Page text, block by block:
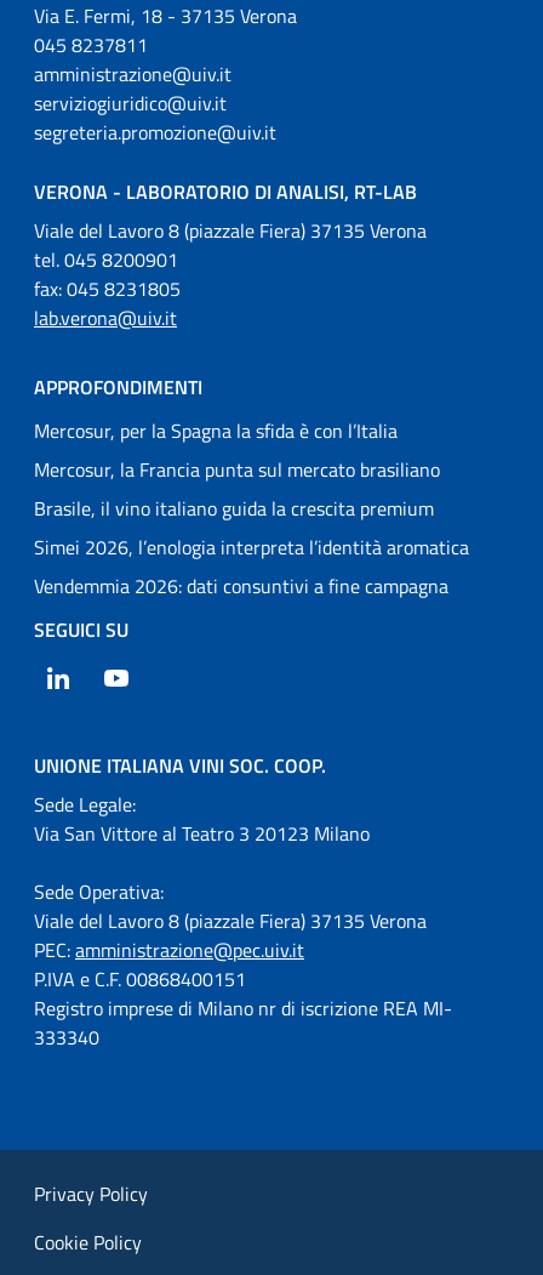
Via E. Fermi, 18 - 37135 Verona
045 8237811
amministrazione@uiv.it
serviziogiuridico@uiv.it
segreteria.promozione@uiv.it
VERONA - LABORATORIO DI ANALISI, RT-LAB
Viale del Lavoro 8 (piazzale Fiera) 37135 Verona
tel. 045 8200901
fax: 045 8231805
lab.verona@uiv.it
APPROFONDIMENTI
Mercosur, per la Spagna la sfida è con l’Italia
Mercosur, la Francia punta sul mercato brasiliano
Brasile, il vino italiano guida la crescita premium
Simei 2026, l’enologia interpreta l’identità aromatica
Vendemmia 2026: dati consuntivi a fine campagna
SEGUICI SU
LinkedIn
UNIONE ITALIANA VINI SOC. COOP.
Sede Legale:
Via San Vittore al Teatro 3 20123 Milano
Sede Operativa:
Viale del Lavoro 8 (piazzale Fiera) 37135 Verona
PEC:amministrazione@pec.uiv.it
P.IVA e C.F. 00868400151
Registro imprese di Milano nr di iscrizione REA MI-
333340
Privacy Policy
Cookie Policy